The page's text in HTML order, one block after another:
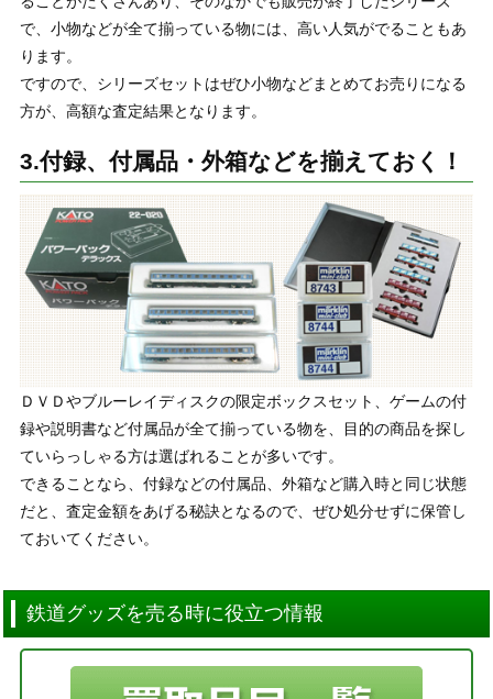
で、小物などが全て揃っている物には、高い人気がでることもあ
ります。
ですので、シリーズセットはぜひ小物などまとめてお売りになる
方が、高額な査定結果となります。
3.付録、付属品・外箱などを揃えておく！
ＤＶＤやブルーレイディスクの限定ボックスセット、ゲームの付
録や説明書など付属品が全て揃っている物を、目的の商品を探し
ていらっしゃる方は選ばれることが多いです。
できることなら、付録などの付属品、外箱など購入時と同じ状態
だと、査定金額をあげる秘訣となるので、ぜひ処分せずに保管し
ておいてください。
鉄道グッズを売る時に役立つ情報